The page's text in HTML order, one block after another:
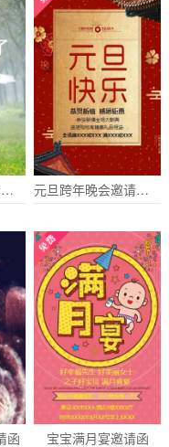
毕业照片相册聚会邀请函幼儿园小学毕业典礼邀请函 元旦跨年晚会邀请函过年节日贺卡商家促销活动邀请函
函 宝宝满月宴邀请函